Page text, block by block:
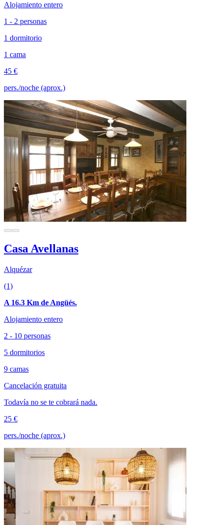
Alojamiento entero
1 - 2 personas
1 dormitorio
1 cama
45 €
pers./noche (aprox.)
Casa Avellanas
Alquézar
(1)
A 16.3 Km de Angüés.
Alojamiento entero
2 - 10 personas
5 dormitorios
9 camas
Cancelación gratuita
Todavía no se te cobrará nada.
25 €
pers./noche (aprox.)